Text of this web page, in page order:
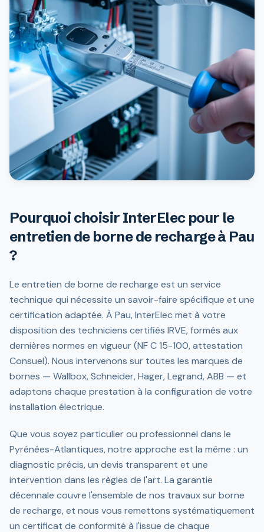
Pourquoi choisir InterElec pour le
entretien de borne de recharge à Pau
?
Le entretien de borne de recharge est un service
technique qui nécessite un savoir-faire spécifique et une
certification adaptée. À Pau, InterElec met à votre
disposition des techniciens certifiés IRVE, formés aux
dernières normes en vigueur (NF C 15-100, attestation
Consuel). Nous intervenons sur toutes les marques de
bornes — Wallbox, Schneider, Hager, Legrand, ABB — et
adaptons chaque prestation à la configuration de votre
installation électrique.
Que vous soyez particulier ou professionnel dans le
Pyrénées-Atlantiques, notre approche est la même : un
diagnostic précis, un devis transparent et une
intervention dans les règles de l'art. La garantie
décennale couvre l'ensemble de nos travaux sur borne
de recharge, et nous vous remettons systématiquement
un certificat de conformité à l'issue de chaque